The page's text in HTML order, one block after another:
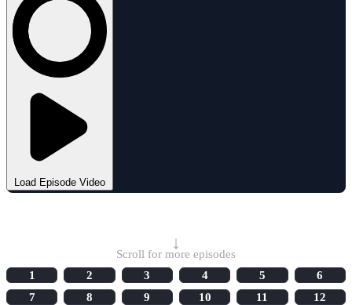
Load Episode Video
↓
Scroll for more episodes
1
2 3 4 5
6
7
8 9 10 11
12